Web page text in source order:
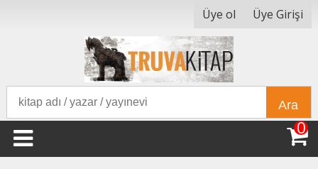
Üye ol Üye Girişi
Ara
0